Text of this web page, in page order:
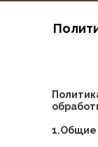
1.Общие